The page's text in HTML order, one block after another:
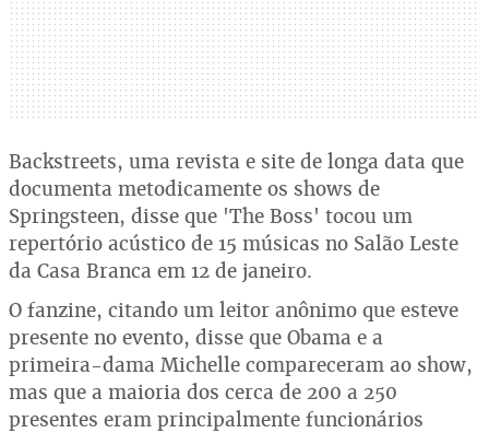
Backstreets, uma revista e site de longa data que
documenta metodicamente os shows de
Springsteen, disse que 'The Boss' tocou um
repertório acústico de 15 músicas no Salão Leste
da Casa Branca em 12 de janeiro.
O fanzine, citando um leitor anônimo que esteve
presente no evento, disse que Obama e a
primeira-dama Michelle compareceram ao show,
mas que a maioria dos cerca de 200 a 250
presentes eram principalmente funcionários